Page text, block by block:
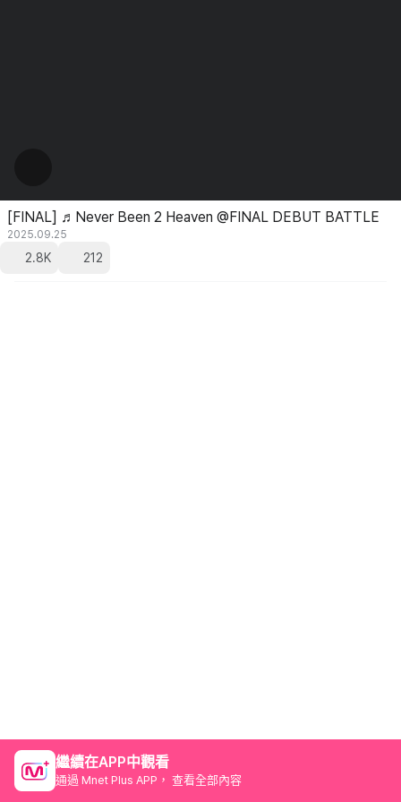
[FINAL] ♬Never Been 2 Heaven @FINAL DEBUT BATTLE
2025.09.25
2.8K 212
繼續在APP中觀看
通過 Mnet Plus APP， 查看全部內容